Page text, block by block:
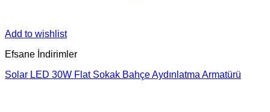
Add to wishlist
Efsane İndirimler
Solar LED 30W Flat Sokak Bahçe Aydınlatma Armatürü